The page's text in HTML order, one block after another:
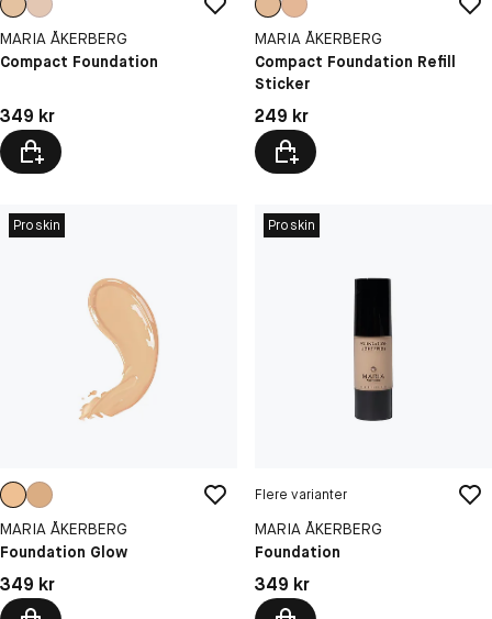
MARIA ÅKERBERG
Compact Foundation
Pris: 349 kr
349 kr
MARIA ÅKERBERG
Compact Foundation Refill
Sticker
Pris: 249 kr
249 kr
Proskin
MARIA ÅKERBERG
Foundation Glow
Pris: 349 kr
349 kr
Proskin
Flere varianter
MARIA ÅKERBERG
Foundation
Pris: 349 kr
349 kr